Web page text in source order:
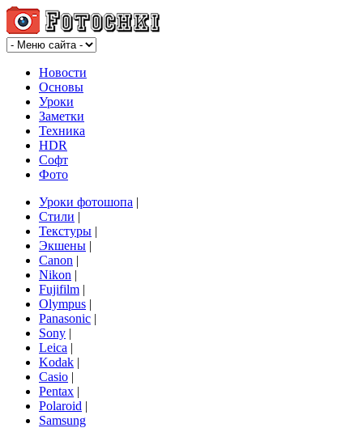
Новости
Основы
Уроки
Заметки
Техника
HDR
Софт
Фото
Уроки фотошопа |
Стили |
Текстуры |
Экшены |
Canon |
Nikon |
Fujifilm |
Olympus |
Panasonic |
Sony |
Leica |
Kodak |
Casio |
Pentax |
Polaroid |
Samsung